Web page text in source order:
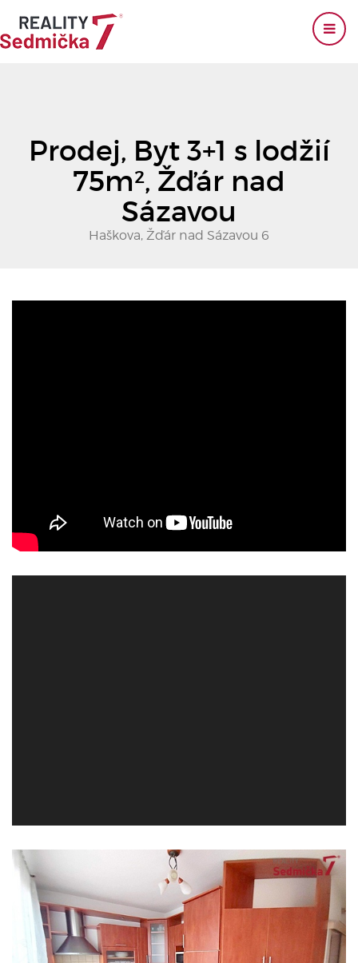
Prodej, Byt 3+1 s lodžií
75m², Žďár nad
Sázavou
Haškova, Žďár nad Sázavou 6